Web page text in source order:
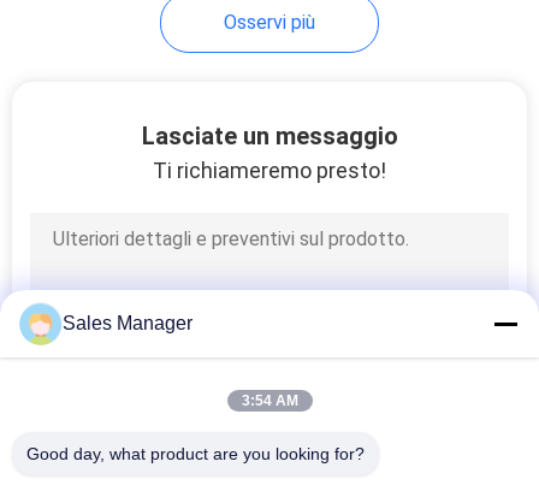
Governo asciutto
macchina di
spogliatura
automatica del cavo
Osservi più
Lasciate un messaggio
Ti richiameremo presto!
Sales Manager
3:54 AM
Good day, what product are you looking for?